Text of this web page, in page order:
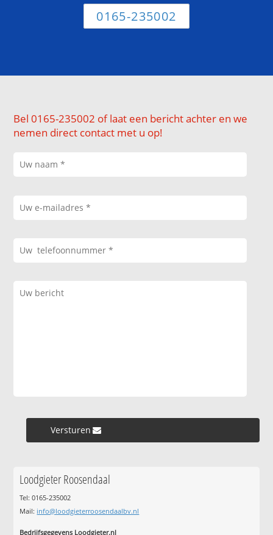
0165-235002
Bel 0165-235002 of laat een bericht achter en we
nemen direct contact met u op!
Versturen »
Loodgieter Roosendaal
Tel: 0165-235002
Mail: info@loodgieterroosendaalbv.nl
Bedrijfsgegevens Loodgieter.nl